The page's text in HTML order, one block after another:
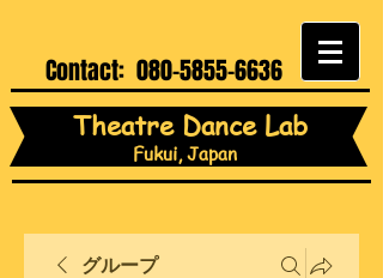
Contact: 080-5855-6636
Theatre Dance Lab
Fukui, Japan
グループ